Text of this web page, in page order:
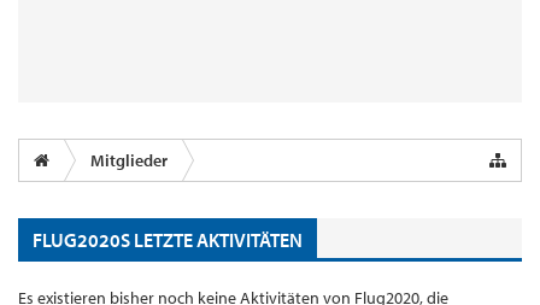
Mitglieder
FLUG2020S LETZTE AKTIVITÄTEN
Es existieren bisher noch keine Aktivitäten von Flug2020, die